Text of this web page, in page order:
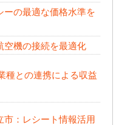
ーの最適な価格水準を
空機の接続を最適化
種との連携による収益
市：レシート情報活用